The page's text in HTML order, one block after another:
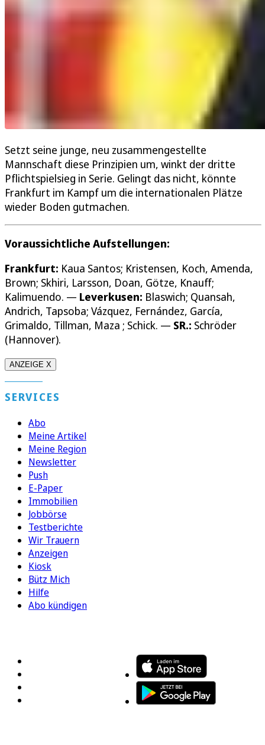
Setzt seine junge, neu zusammengestellte
Mannschaft diese Prinzipien um, winkt der dritte
Pflichtspielsieg in Serie. Gelingt das nicht, könnte
Frankfurt im Kampf um die internationalen Plätze
wieder Boden gutmachen.
Voraussichtliche Aufstellungen:
Frankfurt: Kaua Santos; Kristensen, Koch, Amenda,
Brown; Skhiri, Larsson, Doan, Götze, Knauff;
Kalimuendo. — Leverkusen: Blaswich; Quansah,
Andrich, Tapsoba; Vázquez, Fernández, García,
Grimaldo, Tillman, Maza ; Schick. — SR.: Schröder
(Hannover).
ANZEIGE X
SERVICES
Abo
Meine Artikel
Meine Region
Newsletter
Push
E-Paper
Immobilien
Jobbörse
Testberichte
Wir Trauern
Anzeigen
Kiosk
Bütz Mich
Hilfe
Abo kündigen